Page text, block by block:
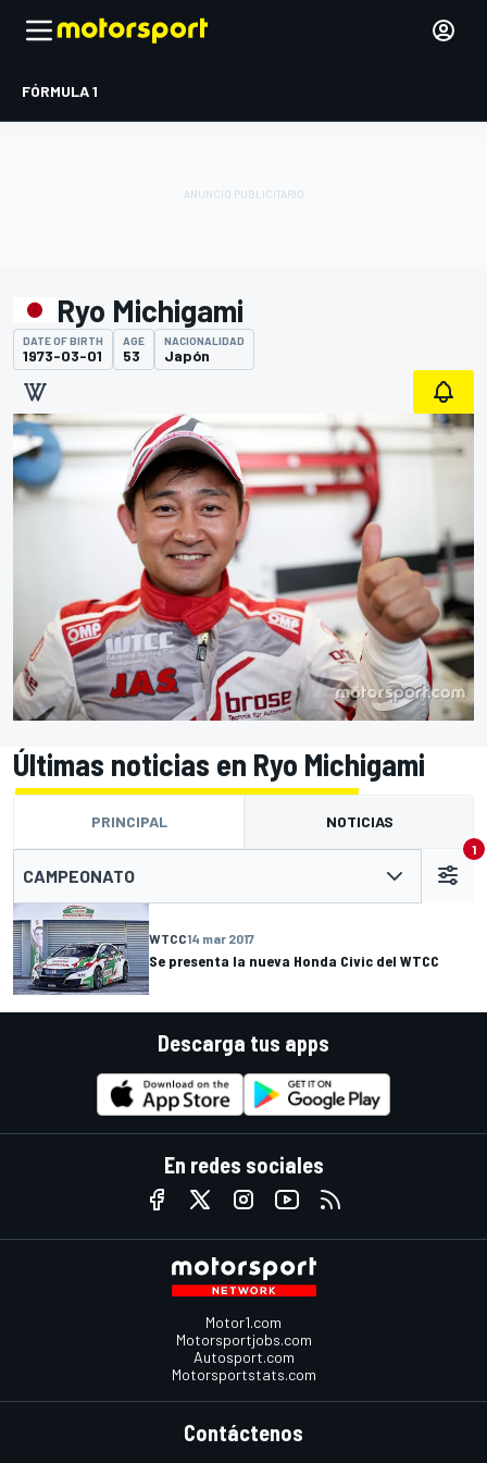
FÓRMULA 1
Ryo Michigami
DATE OF BIRTH
1973-03-01
AGE
53
NACIONALIDAD
Japón
Últimas noticias en Ryo Michigami
PRINCIPAL NOTICIAS
CAMPEONATO
1
WTCC14 mar 2017
Se presenta la nueva Honda Civic del WTCC
Descarga tus apps
En redes sociales
Motor1.com
Motorsportjobs.com
Autosport.com
Motorsportstats.com
Contáctenos